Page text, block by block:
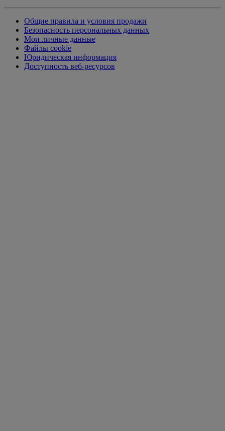
Общие правила и условия продажи
Безопасность персональных данных
Мои личные данные
Файлы cookie
Юридическая информация
Доступность веб-ресурсов